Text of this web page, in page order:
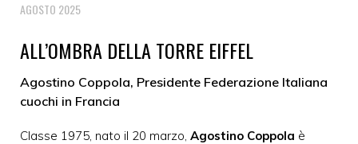
AGOSTO 2025
ALL’OMBRA DELLA TORRE EIFFEL
Agostino Coppola, Presidente Federazione Italiana
cuochi in Francia
Classe 1975, nato il 20 marzo, Agostino Coppola è